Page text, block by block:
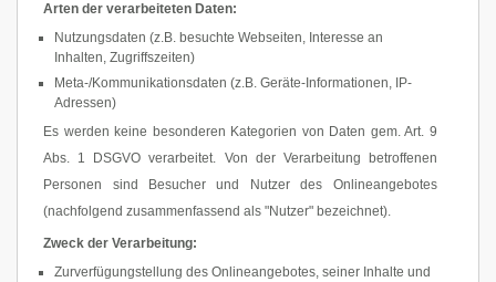
Arten der verarbeiteten Daten:
Nutzungsdaten (z.B. besuchte Webseiten, Interesse an
Inhalten, Zugriffszeiten)
Meta-/Kommunikationsdaten (z.B. Geräte-Informationen, IP-
Adressen)
Es werden keine besonderen Kategorien von Daten gem. Art. 9
Abs. 1 DSGVO verarbeitet. Von der Verarbeitung betroffenen
Personen sind Besucher und Nutzer des Onlineangebotes
(nachfolgend zusammenfassend als "Nutzer" bezeichnet).
Zweck der Verarbeitung:
Zurverfügungstellung des Onlineangebotes, seiner Inhalte und